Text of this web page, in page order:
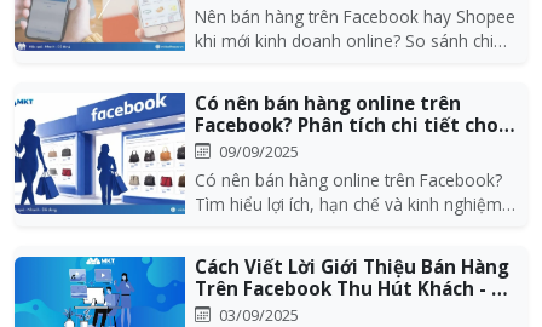
Nên bán hàng trên Facebook hay Shopee
khi mới kinh doanh online? So sánh chi
Có nên bán hàng online trên
Facebook? Phân tích chi tiết cho
người mới...
09/09/2025
Có nên bán hàng online trên Facebook?
Tìm hiểu lợi ích, hạn chế và kinh nghiệm
Cách Viết Lời Giới Thiệu Bán Hàng
Trên Facebook Thu Hút Khách - Ví
Dụ...03/09/2025